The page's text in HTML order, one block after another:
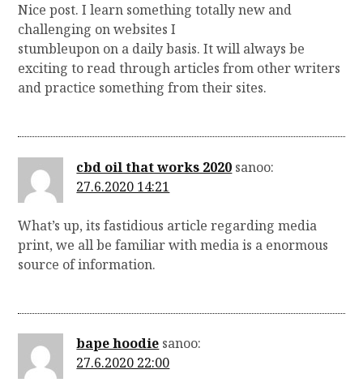
Nice post. I learn something totally new and
challenging on websites I
stumbleupon on a daily basis. It will always be
exciting to read through articles from other writers
and practice something from their sites.
cbd oil that works 2020 sanoo:
27.6.2020 14:21
What’s up, its fastidious article regarding media
print, we all be familiar with media is a enormous
source of information.
bape hoodie sanoo:
27.6.2020 22:00